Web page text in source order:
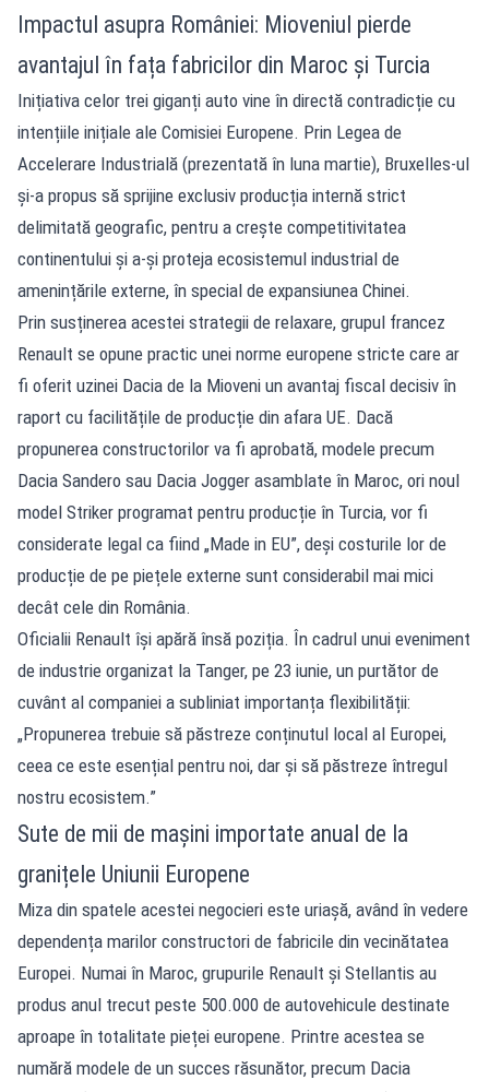
Impactul asupra României: Mioveniul pierde
avantajul în fața fabricilor din Maroc și Turcia
Inițiativa celor trei giganți auto vine în directă contradicție cu
intențiile inițiale ale Comisiei Europene. Prin Legea de
Accelerare Industrială (prezentată în luna martie), Bruxelles-ul
și-a propus să sprijine exclusiv producția internă strict
delimitată geografic, pentru a crește competitivitatea
continentului și a-și proteja ecosistemul industrial de
amenințările externe, în special de expansiunea Chinei.
Prin susținerea acestei strategii de relaxare, grupul francez
Renault se opune practic unei norme europene stricte care ar
fi oferit uzinei Dacia de la Mioveni un avantaj fiscal decisiv în
raport cu facilitățile de producție din afara UE. Dacă
propunerea constructorilor va fi aprobată, modele precum
Dacia Sandero sau Dacia Jogger asamblate în Maroc, ori noul
model Striker programat pentru producție în Turcia, vor fi
considerate legal ca fiind „Made in EU”, deși costurile lor de
producție de pe piețele externe sunt considerabil mai mici
decât cele din România.
Oficialii Renault își apără însă poziția. În cadrul unui eveniment
de industrie organizat la Tanger, pe 23 iunie, un purtător de
cuvânt al companiei a subliniat importanța flexibilității:
„Propunerea trebuie să păstreze conținutul local al Europei,
ceea ce este esențial pentru noi, dar și să păstreze întregul
nostru ecosistem.”
Sute de mii de mașini importate anual de la
granițele Uniunii Europene
Miza din spatele acestei negocieri este uriașă, având în vedere
dependența marilor constructori de fabricile din vecinătatea
Europei. Numai în Maroc, grupurile Renault și Stellantis au
produs anul trecut peste 500.000 de autovehicule destinate
aproape în totalitate pieței europene. Printre acestea se
numără modele de un succes răsunător, precum Dacia